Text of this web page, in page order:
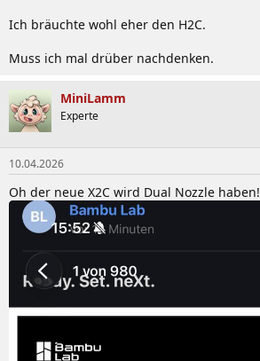
Ich bräuchte wohl eher den H2C.
Muss ich mal drüber nachdenken.
MiniLamm
Experte
10.04.2026
Oh der neue X2C wird Dual Nozzle haben!